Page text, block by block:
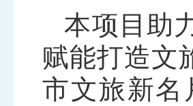
本项目助
赋能打造文
市文旅新名